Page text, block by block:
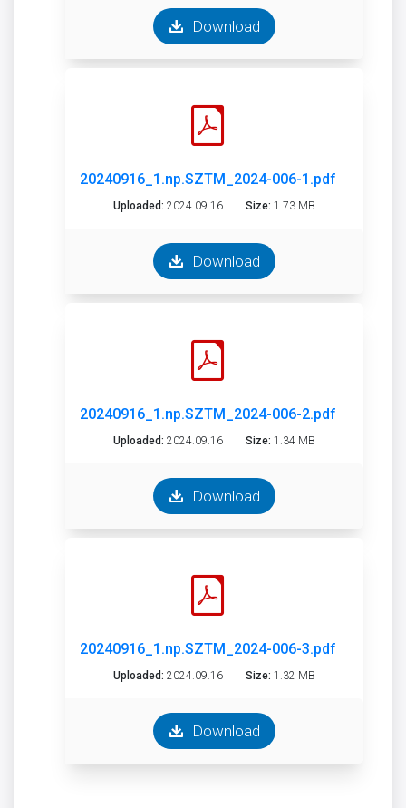
Download
20240916_1.np.SZTM_2024-006-1.pdf
Uploaded: 2024.09.16 Size: 1.73 MB
Download
20240916_1.np.SZTM_2024-006-2.pdf
Uploaded: 2024.09.16 Size: 1.34 MB
Download
20240916_1.np.SZTM_2024-006-3.pdf
Uploaded: 2024.09.16 Size: 1.32 MB
Download